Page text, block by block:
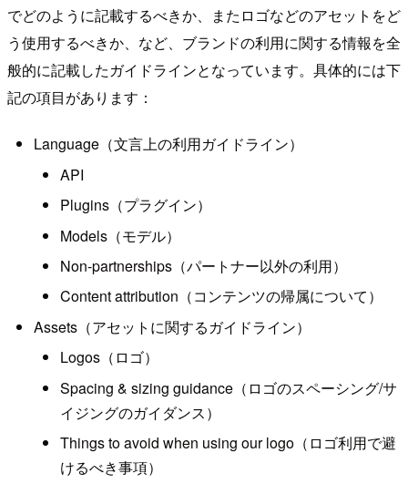
でどのように記載するべきか、またロゴなどのアセットをど
う使用するべきか、など、ブランドの利用に関する情報を全
般的に記載したガイドラインとなっています。具体的には下
記の項目があります：
Language（文言上の利用ガイドライン）
API
Plugins（プラグイン）
Models（モデル）
Non-partnerships（パートナー以外の利用）
Content attribution（コンテンツの帰属について）
Assets（アセットに関するガイドライン）
Logos（ロゴ）
Spacing & sizing guidance（ロゴのスペーシング/サ
イジングのガイダンス）
Things to avoid when using our logo（ロゴ利用で避
けるべき事項）